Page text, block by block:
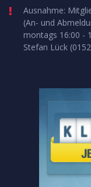
Ausnahme:
(An- und
montags 16:00 -
Stefan Lück